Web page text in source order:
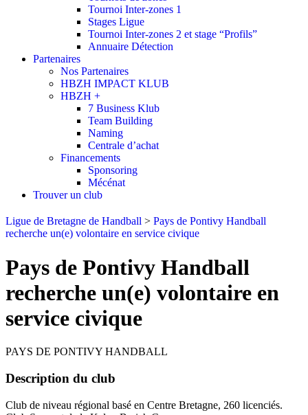
Tournoi Inter-zones 1
Stages Ligue
Tournoi Inter-zones 2 et stage “Profils”
Annuaire Détection
Partenaires
Nos Partenaires
HBZH IMPACT KLUB
HBZH +
7 Business Klub
Team Building
Naming
Centrale d’achat
Financements
Sponsoring
Mécénat
Trouver un club
Ligue de Bretagne de Handball > Pays de Pontivy Handball
recherche un(e) volontaire en service civique
Pays de Pontivy Handball
recherche un(e) volontaire en
service civique
PAYS DE PONTIVY HANDBALL
Description du club
Club de niveau régional basé en Centre Bretagne, 260 licenciés.